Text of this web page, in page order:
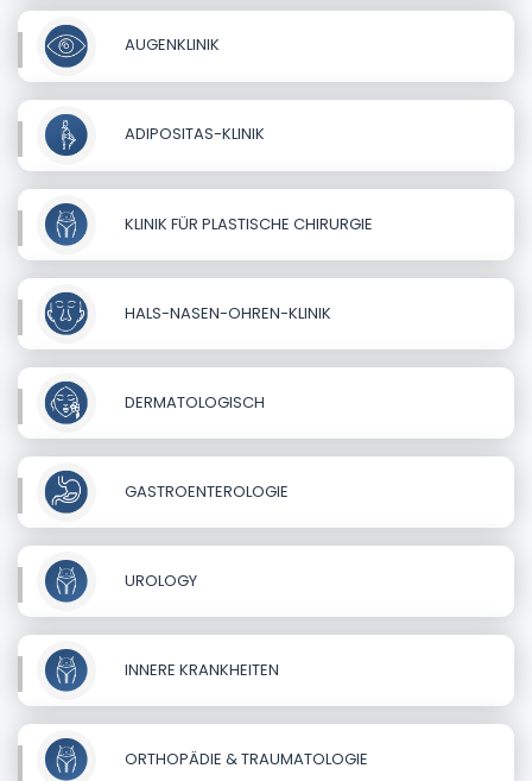
AUGENKLINIK
ADIPOSITAS-KLINIK
KLINIK FÜR PLASTISCHE CHIRURGIE
HALS-NASEN-OHREN-KLINIK
DERMATOLOGISCH
GASTROENTEROLOGIE
UROLOGY
INNERE KRANKHEITEN
ORTHOPÄDIE & TRAUMATOLOGIE